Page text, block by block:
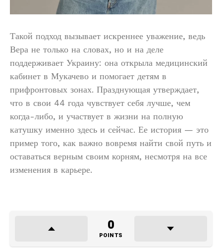
Такой подход вызывает искреннее уважение, ведь
Вера не только на словах, но и на деле
поддерживает Украину: она открыла медицинский
кабинет в Мукачево и помогает детям в
прифронтовых зонах. Празднующая утверждает,
что в свои 44 года чувствует себя лучше, чем
когда-либо, и участвует в жизни на полную
катушку именно здесь и сейчас. Ее история — это
пример того, как важно вовремя найти свой путь и
оставаться верным своим корням, несмотря на все
изменения в карьере.
0
POINTS